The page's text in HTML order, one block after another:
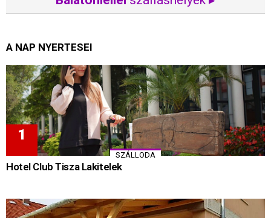
A NAP NYERTESEI
SZÁLLODA
Hotel Club Tisza Lakitelek